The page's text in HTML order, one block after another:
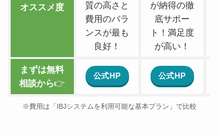
オススメ度
質の高さと
費用のバラ
ンスが最も
良好！
が納得の徹
底サポー
ト！満足度
が高い！
まずは無料
相談から👉
公式HP 公式HP
※費用は「IBJシステムを利用可能な基本プラン」で比較